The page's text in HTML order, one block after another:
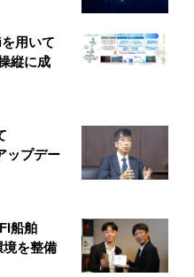
用いて
縦に成
ップデー
船舶
境を整備